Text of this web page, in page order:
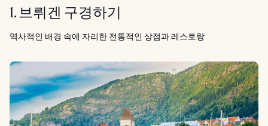
1. 브뤼겐 구경하기
역사적인 배경 속에 자리한 전통적인 상점과 레스토랑